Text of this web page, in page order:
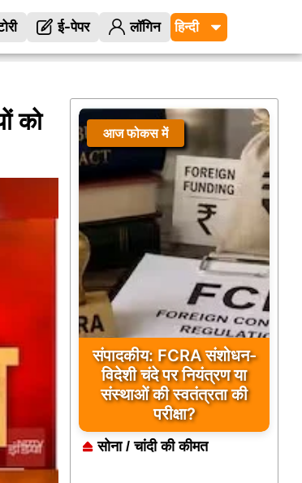
ई-पेपर लॉगिन
को
आज फोकस में
संपादकीय: FCRA संशोधन-
विदेशी चंदे पर नियंत्रण या
संस्थाओं की स्वतंत्रता की
परीक्षा?
सोना / चांदी की कीमत